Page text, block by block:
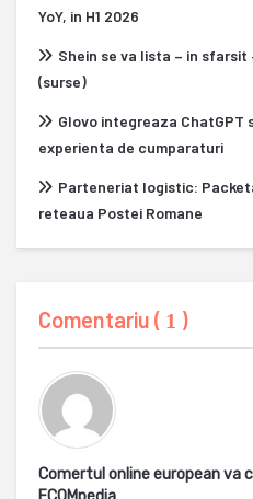
YoY, in H1 2026
Shein se va lista – in sfarsit
(surse)
Glovo integreaza ChatGPT
experienta de cumparaturi
Parteneriat logistic:
reteaua Postei Romane
Comentariu ( 1 )
Comertul online european va